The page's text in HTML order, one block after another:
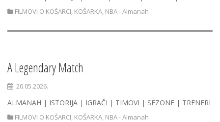
FILMOVI O KOŠARCI, KOŠARKA, NBA - Almanah
A Legendary Match
20.05.2026.
ALMANAH | ISTORIJA | IGRAČI | TIMOVI | SEZONE | TRENERI
FILMOVI O KOŠARCI, KOŠARKA, NBA - Almanah